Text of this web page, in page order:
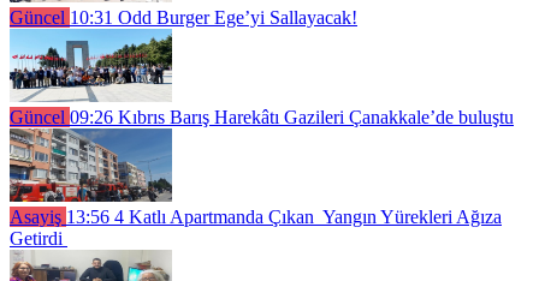
Güncel 10:31 Odd Burger Ege’yi Sallayacak!
Güncel 09:26 Kıbrıs Barış Harekâtı Gazileri Çanakkale’de buluştu
Asayiş 13:56 4 Katlı Apartmanda Çıkan Yangın Yürekleri Ağıza
Getirdi